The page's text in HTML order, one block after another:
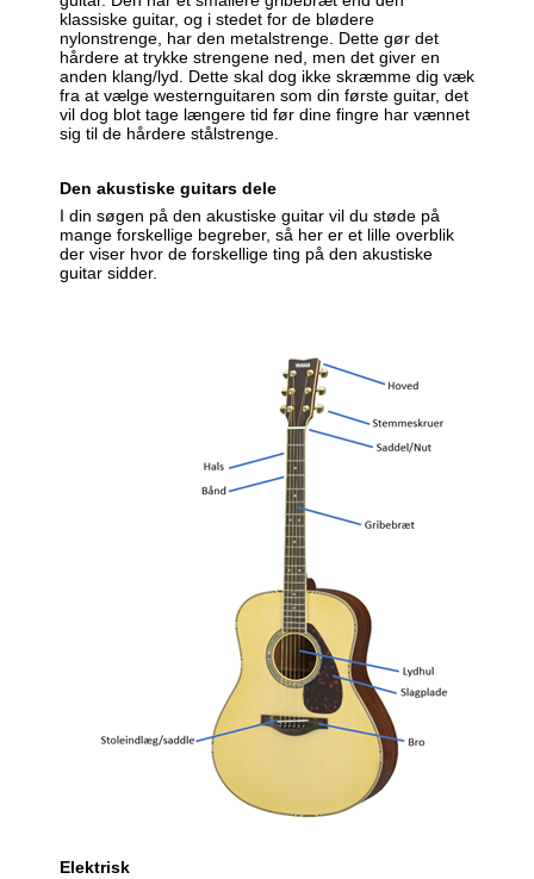
klassiske guitar, og i stedet for de blødere
nylonstrenge, har den metalstrenge. Dette gør det
hårdere at trykke strengene ned, men det giver en
anden klang/lyd. Dette skal dog ikke skræmme dig væk
fra at vælge westernguitaren som din første guitar, det
vil dog blot tage længere tid før dine fingre har vænnet
sig til de hårdere stålstrenge.
Den akustiske guitars dele
I din søgen på den akustiske guitar vil du støde på
mange forskellige begreber, så her er et lille overblik
der viser hvor de forskellige ting på den akustiske
guitar sidder.
Elektrisk